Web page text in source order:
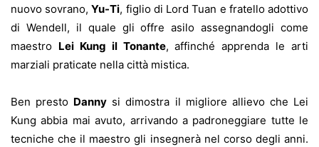
nuovo sovrano,Yu-Ti, figlio di Lord Tuan e fratello adottivo
di Wendell, il quale gli offre asilo assegnandogli come
maestro Lei Kung il Tonante, affinché apprenda le arti
marziali praticate nella città mistica.
Ben presto Danny si dimostra il migliore allievo che Lei
Kung abbia mai avuto, arrivando a padroneggiare tutte le
tecniche che il maestro gli insegnerà nel corso degli anni.